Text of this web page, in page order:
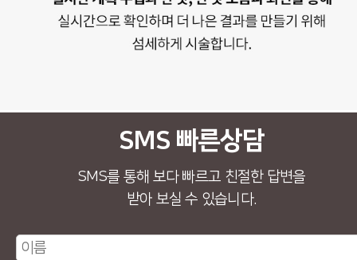
SMS 빠른상담
SMS를 통해 보다 빠르고 친절한 답변을
받아 보실 수 있습니다.